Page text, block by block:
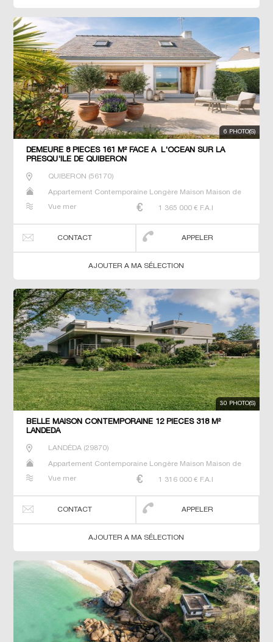
6 PHOTO(S)
DEMEURE 8 PIECES 161 M² FACE A L'OCEAN SUR LA
PRESQU'ILE DE QUIBERON
QUIBERON (56170)
Appartement Contemporaine Longère Maison Maison de
Vue mer
1 365 000 € F.A.I
CONTACT APPELER
AJOUTER A MA SÉLECTION
30 PHOTO(S)
BELLE MAISON CONTEMPORAINE 12 PIECES 318 M²
LANDEDA
LANDÉDA (29870)
Appartement Contemporaine Longère Maison Maison de
Vue mer
1 316 000 € F.A.I
CONTACT APPELER
AJOUTER A MA SÉLECTION